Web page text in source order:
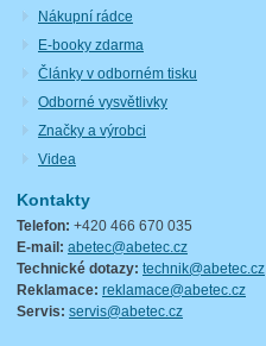
Nákupní rádce
E-booky zdarma
Články v odborném tisku
Odborné vysvětlivky
Značky a výrobci
Videa
Kontakty
Telefon: +420 466 670 035
E-mail: abetec@abetec.cz
Technické dotazy: technik@abetec.cz
Reklamace: reklamace@abetec.cz
Servis: servis@abetec.cz